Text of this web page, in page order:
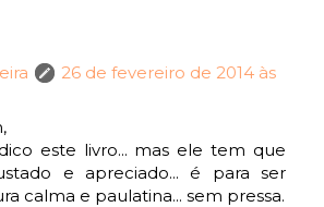
26 de fevereiro de 2014 às
este livro... mas ele tem que
e apreciado... é para ser
calma e paulatina... sem pressa.